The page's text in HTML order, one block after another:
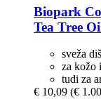
Biopark
Tea Tree
sveža
za kožo
tudi za
€ 10,09 (€